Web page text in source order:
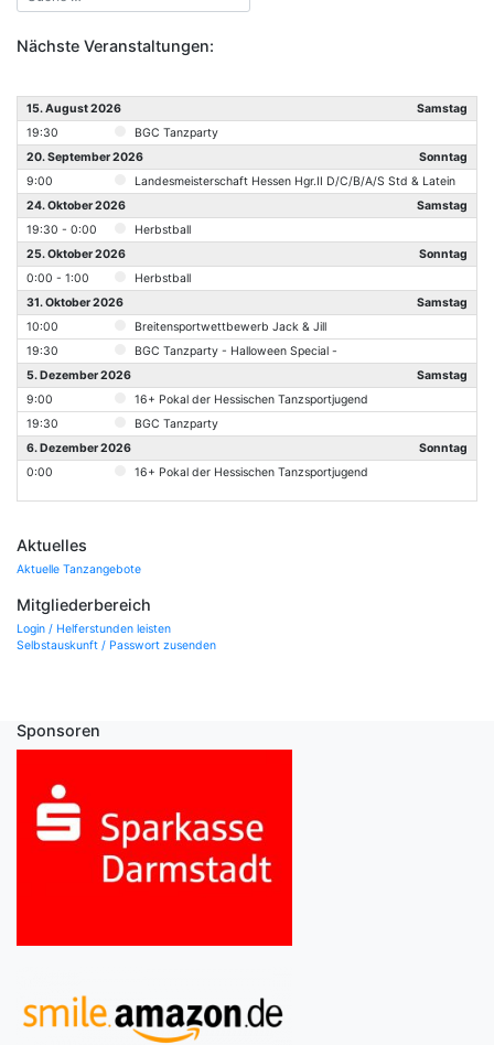
Nächste Veranstaltungen:
15. August 2026
Samstag
19:30
BGC Tanzparty
20. September 2026
Sonntag
9:00
Landesmeisterschaft Hessen Hgr.II D/C/B/A/S Std & Latein
24. Oktober 2026
Samstag
19:30 - 0:00
Herbstball
25. Oktober 2026
Sonntag
0:00 - 1:00
Herbstball
31. Oktober 2026
Samstag
10:00
Breitensportwettbewerb Jack & Jill
19:30
BGC Tanzparty - Halloween Special -
5. Dezember 2026
Samstag
9:00
16+ Pokal der Hessischen Tanzsportjugend
19:30
BGC Tanzparty
6. Dezember 2026
Sonntag
0:00
16+ Pokal der Hessischen Tanzsportjugend
Aktuelles
Aktuelle Tanzangebote
Mitgliederbereich
Login / Helferstunden leisten
Selbstauskunft / Passwort zusenden
Sponsoren